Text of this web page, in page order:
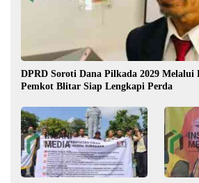
DPRD Soroti Dana Pilkada 2029 Melalui
Pemkot Blitar Siap Lengkapi Perda